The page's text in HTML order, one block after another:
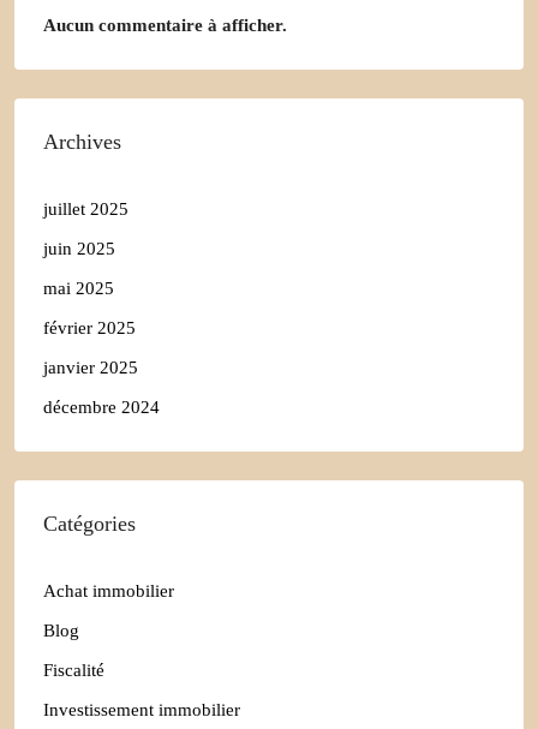
Aucun commentaire à afficher.
Archives
juillet 2025
juin 2025
mai 2025
février 2025
janvier 2025
décembre 2024
Catégories
Achat immobilier
Blog
Fiscalité
Investissement immobilier